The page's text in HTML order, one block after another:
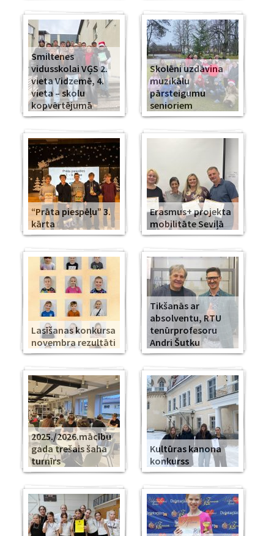
Smiltenes
vidusskolai VĢS 2.
vieta Vidzemē, 4.
vieta – skolu
kopvērtējumā
Skolēni uzdāvina
muzikālu
pārsteigumu
senioriem
“Prāta piespēļu” 3.
kārta
Erasmus+ projekta
mobilitāte Seviļā
Lasīšanas konkursa
novembra rezultāti
Tikšanās ar
absolventu, RTU
tenūrprofesoru
Andri Šutku
2025./2026.mācību
gada trešais šaha
turnīrs
Kultūras kanona
konkurss